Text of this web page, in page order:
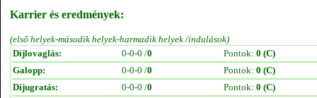
Karrier és eredmények:
(első helyek-második helyek-harmadik helyek /indulások)
Díjlovaglás:
0-0-0 /0 Pontok: 0 (C)
Galopp:
0-0-0 /0 Pontok: 0 (C)
Díjugratás:
0-0-0 /0 Pontok: 0 (C)